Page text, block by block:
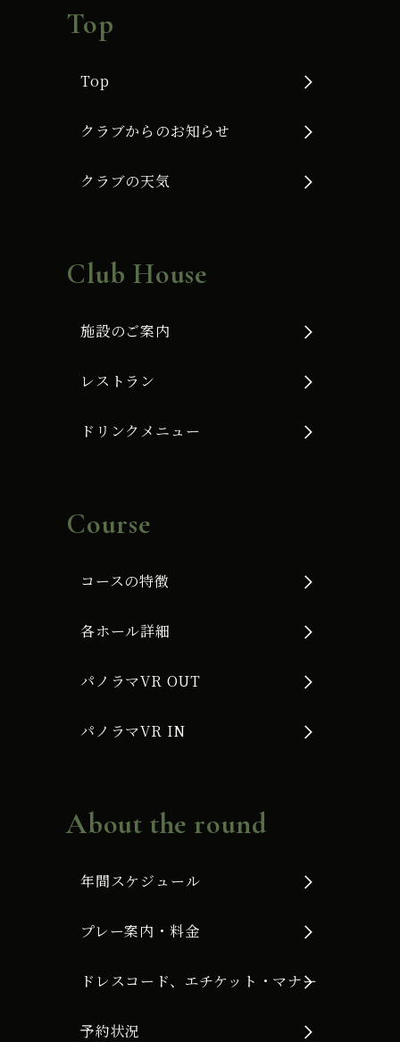
Top
Top
クラブからのお知らせ
クラブの天気
Club House
施設のご案内
レストラン
ドリンクメニュー
Course
コースの特徴
各ホール詳細
パノラマVR OUT
パノラマVR IN
About the round
年間スケジュール
プレー案内・料金
ドレスコード、エチケット・マナー
予約状況